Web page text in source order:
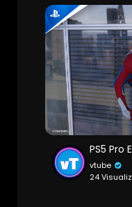
vtube
24